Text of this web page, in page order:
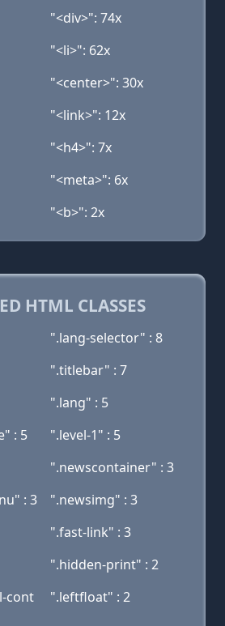
"<div>": 74x
"<li>": 62x
"<center>": 30x
"<link>": 12x
"<h4>": 7x
"<meta>": 6x
"<b>": 2x
HTML CLASSES
".lang-selector" : 8
".titlebar" : 7
".lang" : 5
: 5
".level-1" : 5
".newscontainer" : 3
: 3
".newsimg" : 3
".fast-link" : 3
".hidden-print" : 2
cont
".leftfloat" : 2